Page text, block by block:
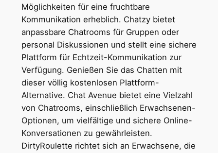
Möglichkeiten für eine fruchtbare
Kommunikation erheblich. Chatzy bietet
anpassbare Chatrooms für Gruppen oder
personal Diskussionen und stellt eine sichere
Plattform für Echtzeit-Kommunikation zur
Verfügung. Genießen Sie das Chatten mit
dieser völlig kostenlosen Plattform-
Alternative. Chat Avenue bietet eine Vielzahl
von Chatrooms, einschließlich Erwachsenen-
Optionen, um vielfältige und sichere Online-
Konversationen zu gewährleisten.
DirtyRoulette richtet sich an Erwachsene, die